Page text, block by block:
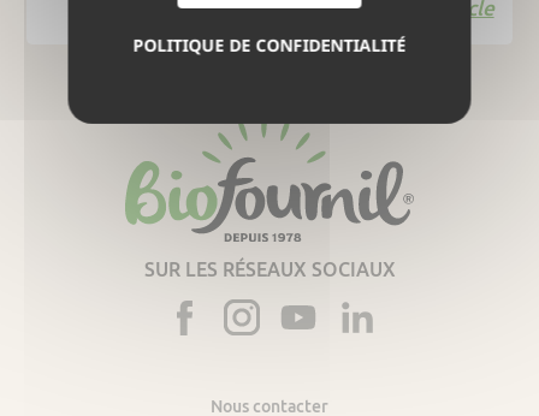
Lire l'article
SUR LES RÉSEAUX SOCIAUX
Nous contacter
POLITIQUE DE CONFIDENTIALITÉ